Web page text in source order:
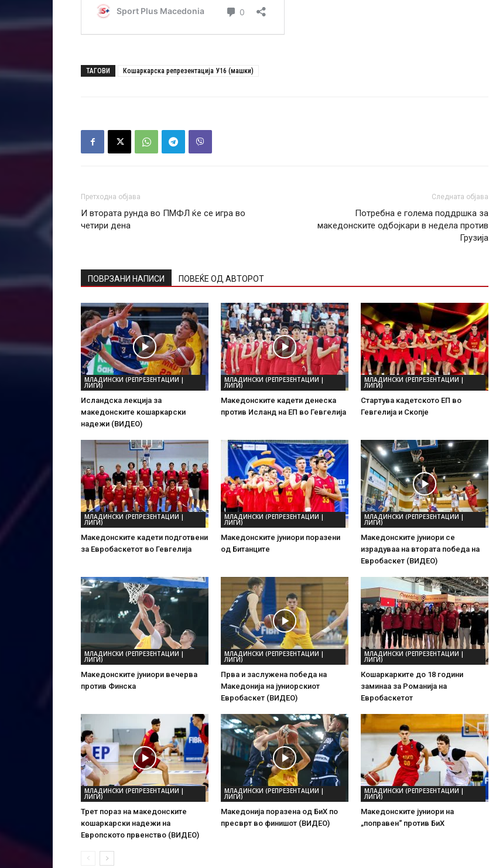
ТАГОВИ Кошаркарска репрезентација У16 (машки)
Претходна објава
И втората рунда во ПМФЛ ќе се игра во
четири дена
Следната објава
Потребна е голема поддршка за
македонските одбојкари в недела против
Грузија
ПОВРЗАНИ НАПИСИ ПОВЕЌЕ ОД АВТОРОТ
МЛАДИНСКИ (РЕПРЕЗЕНТАЦИИ |
ЛИГИ)
Исландска лекција за
македонските кошаркарски
надежи (ВИДЕО)
МЛАДИНСКИ (РЕПРЕЗЕНТАЦИИ |
ЛИГИ)
Македонските кадети денеска
против Исланд на ЕП во Гевгелија
МЛАДИНСКИ (РЕПРЕЗЕНТАЦИИ |
ЛИГИ)
Стартува кадетското ЕП во
Гевгелија и Скопје
МЛАДИНСКИ (РЕПРЕЗЕНТАЦИИ |
ЛИГИ)
Македонските кадети подготвени
за Евробаскетот во Гевгелија
МЛАДИНСКИ (РЕПРЕЗЕНТАЦИИ |
ЛИГИ)
Македонските јуниори поразени
од Битанците
МЛАДИНСКИ (РЕПРЕЗЕНТАЦИИ |
ЛИГИ)
Македонските јуниори се
израдуваа на втората победа на
Евробаскет (ВИДЕО)
МЛАДИНСКИ (РЕПРЕЗЕНТАЦИИ |
ЛИГИ)
Македонските јуниори вечерва
против Финска
МЛАДИНСКИ (РЕПРЕЗЕНТАЦИИ |
ЛИГИ)
Прва и заслужена победа на
Македонија на јуниорскиот
Евробаскет (ВИДЕО)
МЛАДИНСКИ (РЕПРЕЗЕНТАЦИИ |
ЛИГИ)
Кошаркарките до 18 години
заминаа за Романија на
Евробаскетот
МЛАДИНСКИ (РЕПРЕЗЕНТАЦИИ |
ЛИГИ)
Трет пораз на македонските
кошаркарски надежи на
Европското првенство (ВИДЕО)
МЛАДИНСКИ (РЕПРЕЗЕНТАЦИИ |
ЛИГИ)
Македонија поразена од БиХ по
пресврт во финишот (ВИДЕО)
МЛАДИНСКИ (РЕПРЕЗЕНТАЦИИ |
ЛИГИ)
Македонските јуниори на
„поправен“ против БиХ